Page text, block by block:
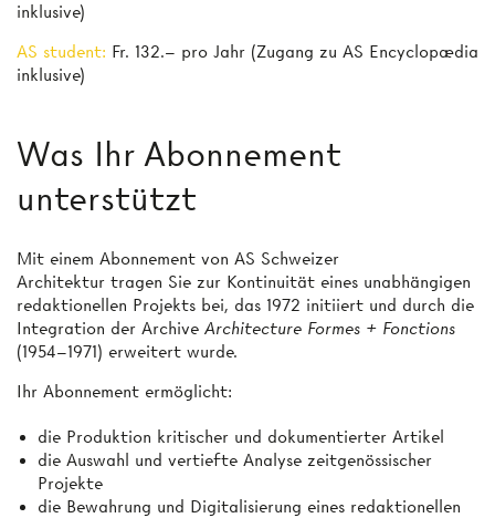
inklusive)
AS student: Fr. 132.– pro Jahr (Zugang zu AS Encyclopædia
inklusive)
Was Ihr Abonnement
unterstützt
Mit einem Abonnement von AS Schweizer
Architektur tragen Sie zur Kontinuität eines unabhängigen
redaktionellen Projekts bei, das 1972 initiiert und durch die
Integration der Archive Architecture Formes + Fonctions
(1954–1971) erweitert wurde.
Ihr Abonnement ermöglicht:
die Produktion kritischer und dokumentierter Artikel
die Auswahl und vertiefte Analyse zeitgenössischer
Projekte
die Bewahrung und Digitalisierung eines redaktionellen